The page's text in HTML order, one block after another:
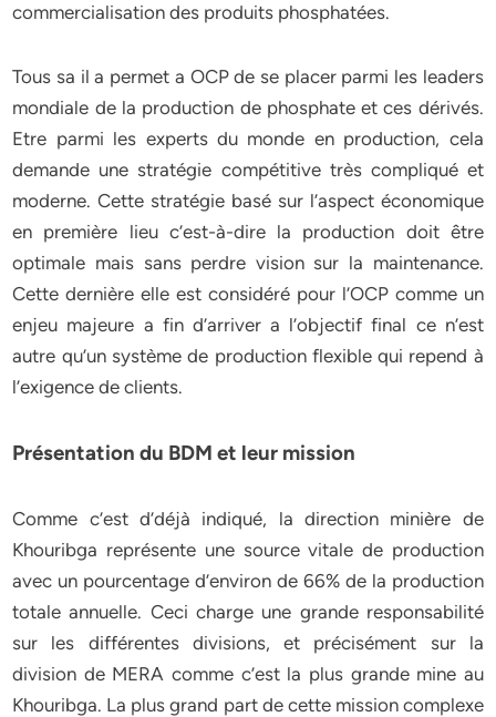
commercialisation des produits phosphatées.
Tous sa il a permet a OCP de se placer parmi les leaders
mondiale de la production de phosphate et ces dérivés.
Etre parmi les experts du monde en production, cela
demande une stratégie compétitive très compliqué et
moderne. Cette stratégie basé sur l’aspect économique
en première lieu c’est-à-dire la production doit être
optimale mais sans perdre vision sur la maintenance.
Cette dernière elle est considéré pour l’OCP comme un
enjeu majeure a fin d’arriver a l’objectif final ce n’est
autre qu’un système de production flexible qui repend à
l’exigence de clients.
Présentation du BDM et leur mission
Comme c’est d’déjà indiqué, la direction minière de
Khouribga représente une source vitale de production
avec un pourcentage d’environ de 66% de la production
totale annuelle. Ceci charge une grande responsabilité
sur les différentes divisions, et précisément sur la
division de MERA comme c’est la plus grande mine au
Khouribga. La plus grand part de cette mission complexe